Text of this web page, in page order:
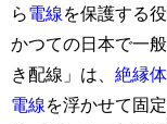
ら電線を保護する
かつての日本で一
き配線」は、絶縁体
電線を浮かせて固